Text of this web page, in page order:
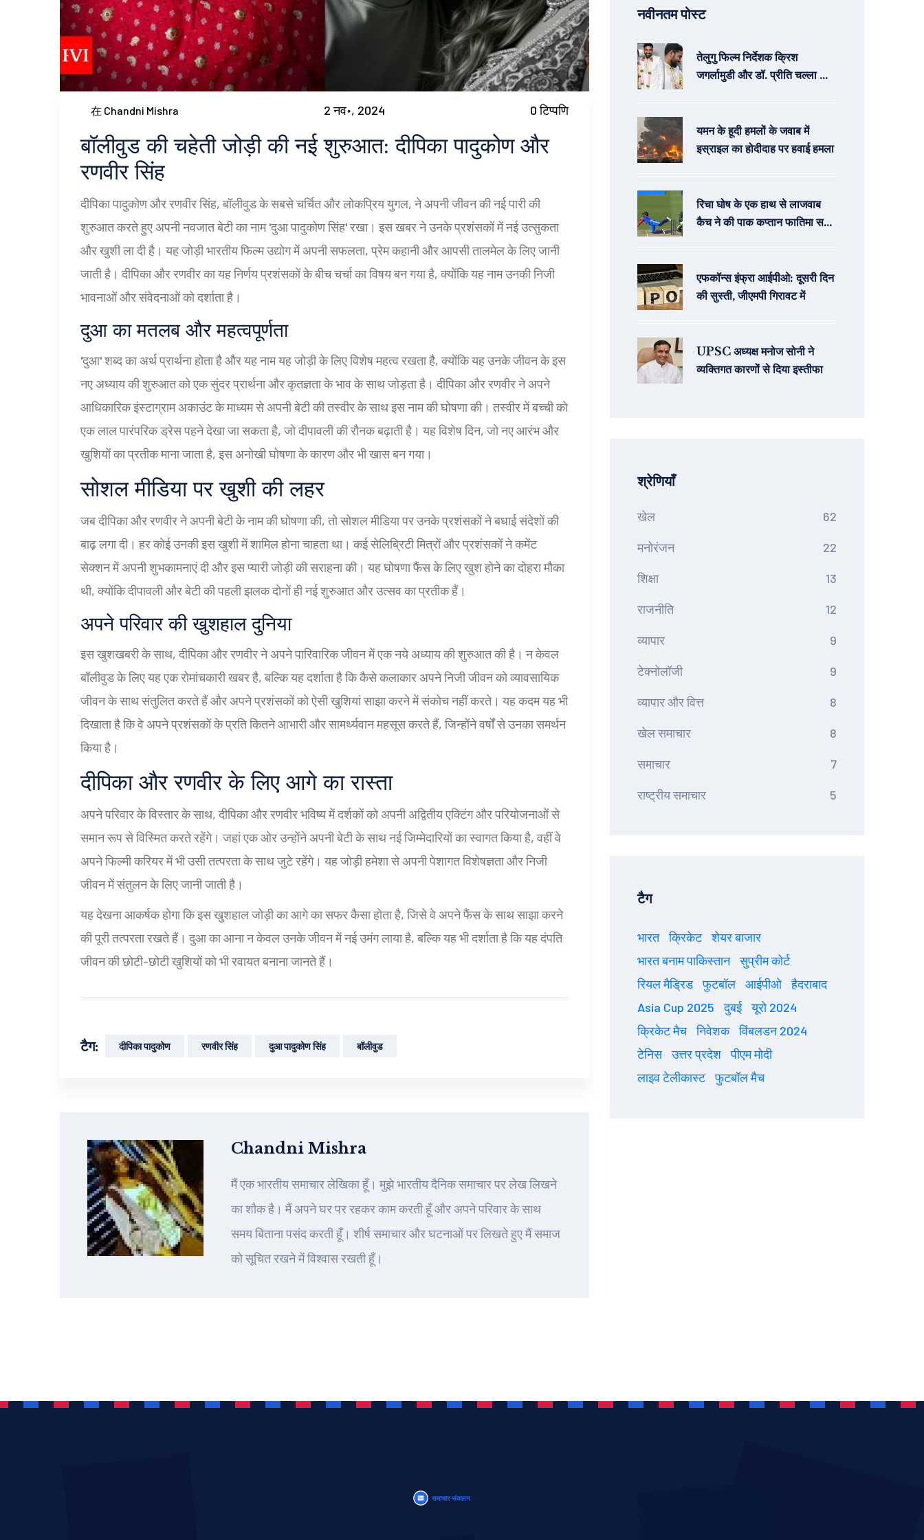
在 Chandni Mishra 2 नव॰, 2024 0 टिप्पणि
बॉलीवुड की चहेती जोड़ी की नई शुरुआत: दीपिका पादुकोण और
रणवीर सिंह
दीपिका पादुकोण और रणवीर सिंह, बॉलीवुड के सबसे चर्चित और लोकप्रिय युगल, ने अपनी जीवन की नई पारी की
शुरुआत करते हुए अपनी नवजात बेटी का नाम 'दुआ पादुकोण सिंह' रखा। इस खबर ने उनके प्रशंसकों में नई उत्सुकता
और खुशी ला दी है। यह जोड़ी भारतीय फिल्म उद्योग में अपनी सफलता, प्रेम कहानी और आपसी तालमेल के लिए जानी
जाती है। दीपिका और रणवीर का यह निर्णय प्रशंसकों के बीच चर्चा का विषय बन गया है, क्योंकि यह नाम उनकी निजी
भावनाओं और संवेदनाओं को दर्शाता है।
दुआ का मतलब और महत्वपूर्णता
'दुआ' शब्द का अर्थ प्रार्थना होता है और यह नाम यह जोड़ी के लिए विशेष महत्व रखता है, क्योंकि यह उनके जीवन के इस
नए अध्याय की शुरुआत को एक सुंदर प्रार्थना और कृतज्ञता के भाव के साथ जोड़ता है। दीपिका और रणवीर ने अपने
आधिकारिक इंस्टाग्राम अकाउंट के माध्यम से अपनी बेटी की तस्वीर के साथ इस नाम की घोषणा की। तस्वीर में बच्ची को
एक लाल पारंपरिक ड्रेस पहने देखा जा सकता है, जो दीपावली की रौनक बढ़ाती है। यह विशेष दिन, जो नए आरंभ और
खुशियों का प्रतीक माना जाता है, इस अनोखी घोषणा के कारण और भी खास बन गया।
सोशल मीडिया पर खुशी की लहर
जब दीपिका और रणवीर ने अपनी बेटी के नाम की घोषणा की, तो सोशल मीडिया पर उनके प्रशंसकों ने बधाई संदेशों की
बाढ़ लगा दी। हर कोई उनकी इस खुशी में शामिल होना चाहता था। कई सेलिब्रिटी मित्रों और प्रशंसकों ने कमेंट
सेक्शन में अपनी शुभकामनाएं दी और इस प्यारी जोड़ी की सराहना की। यह घोषणा फैंस के लिए खुश होने का दोहरा मौका
थी, क्योंकि दीपावली और बेटी की पहली झलक दोनों ही नई शुरुआत और उत्सव का प्रतीक हैं।
अपने परिवार की खुशहाल दुनिया
इस खुशखबरी के साथ, दीपिका और रणवीर ने अपने पारिवारिक जीवन में एक नये अध्याय की शुरुआत की है। न केवल
बॉलीवुड के लिए यह एक रोमांचकारी खबर है, बल्कि यह दर्शाता है कि कैसे कलाकार अपने निजी जीवन को व्यावसायिक
जीवन के साथ संतुलित करते हैं और अपने प्रशंसकों को ऐसी खुशियां साझा करने में संकोच नहीं करते। यह कदम यह भी
दिखाता है कि वे अपने प्रशंसकों के प्रति कितने आभारी और सामर्थ्यवान महसूस करते हैं, जिन्होंने वर्षों से उनका समर्थन
किया है।
दीपिका और रणवीर के लिए आगे का रास्ता
अपने परिवार के विस्तार के साथ, दीपिका और रणवीर भविष्य में दर्शकों को अपनी अद्वितीय एक्टिंग और परियोजनाओं से
समान रूप से विस्मित करते रहेंगे। जहां एक ओर उन्होंने अपनी बेटी के साथ नई जिम्मेदारियों का स्वागत किया है, वहीं वे
अपने फिल्मी करियर में भी उसी तत्परता के साथ जुटे रहेंगे। यह जोड़ी हमेशा से अपनी पेशागत विशेषज्ञता और निजी
जीवन में संतुलन के लिए जानी जाती है।
यह देखना आकर्षक होगा कि इस खुशहाल जोड़ी का आगे का सफर कैसा होता है, जिसे वे अपने फैंस के साथ साझा करने
की पूरी तत्परता रखते हैं। दुआ का आना न केवल उनके जीवन में नई उमंग लाया है, बल्कि यह भी दर्शाता है कि यह दंपति
जीवन की छोटी-छोटी खुशियों को भी रवायत बनाना जानते हैं।
टैग: दीपिका पादुकोण रणवीर सिंह दुआ पादुकोण सिंह बॉलीवुड
Chandni Mishra
मैं एक भारतीय समाचार लेखिका हूँ। मुझे भारतीय दैनिक समाचार पर लेख लिखने
का शौक है। मैं अपने घर पर रहकर काम करती हूँ और अपने परिवार के साथ
समय बिताना पसंद करती हूँ। शीर्ष समाचार और घटनाओं पर लिखते हुए मैं समाज
को सूचित रखने में विश्वास रखती हूँ।
नवीनतम पोस्ट
तेलुगु फिल्म निर्देशक क्रिश
जगर्लामुडी और डॉ. प्रीति चल्ला का
यमन के हूदी हमलों के जवाब में
इस्राइल का होदीदाह पर हवाई हमला
रिचा घोष के एक हाथ से लाजवाब
कैच ने की पाक कप्तान फातिमा सना
एफकॉन्स इंफ्रा आईपीओ: दूसरी दिन
की सुस्ती, जीएमपी गिरावट में
UPSC अध्यक्ष मनोज सोनी ने
व्यक्तिगत कारणों से दिया इस्तीफा
श्रेणियाँ
खेल 62
मनोरंजन 22
शिक्षा 13
राजनीति 12
व्यापार 9
टेक्नोलॉजी 9
व्यापार और वित्त 8
खेल समाचार 8
समाचार 7
राष्ट्रीय समाचार 5
टैग
भारत क्रिकेट
शेयर बाजार
भारत बनाम पाकिस्तान
सुप्रीम कोर्ट
रियल मैड्रिड
फुटबॉल आईपीओ
हैदराबाद
Asia Cup 2025
दुबई
यूरो 2024
क्रिकेट मैच
निवेशक
विंबलडन 2024
टेनिस
उत्तर प्रदेश
पीएम मोदी
लाइव टेलीकास्ट
फुटबॉल मैच